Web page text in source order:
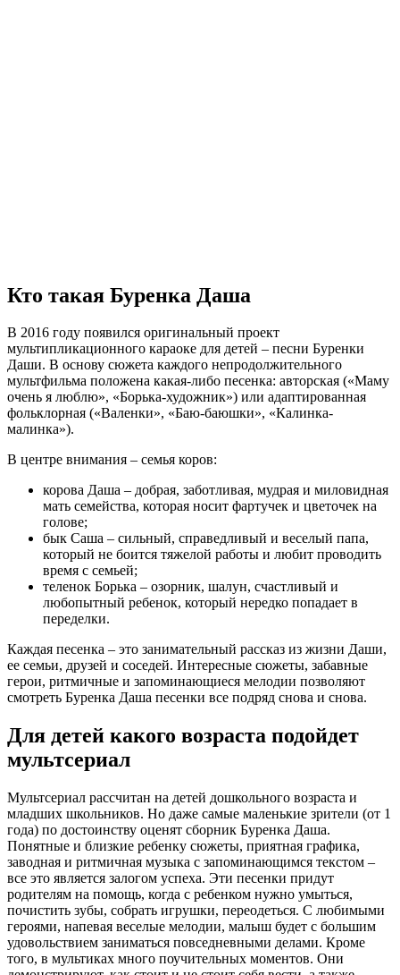
Кто такая Буренка Даша
В 2016 году появился оригинальный проект
мультипликационного караоке для детей – песни Буренки
Даши. В основу сюжета каждого непродолжительного
мультфильма положена какая-либо песенка: авторская («Маму
очень я люблю», «Борька-художник») или адаптированная
фольклорная («Валенки», «Баю-баюшки», «Калинка-
малинка»).
В центре внимания – семья коров:
корова Даша – добрая, заботливая, мудрая и миловидная
мать семейства, которая носит фартучек и цветочек на
голове;
бык Саша – сильный, справедливый и веселый папа,
который не боится тяжелой работы и любит проводить
время с семьей;
теленок Борька – озорник, шалун, счастливый и
любопытный ребенок, который нередко попадает в
переделки.
Каждая песенка – это занимательный рассказ из жизни Даши,
ее семьи, друзей и соседей. Интересные сюжеты, забавные
герои, ритмичные и запоминающиеся мелодии позволяют
смотреть Буренка Даша песенки все подряд снова и снова.
Для детей какого возраста подойдет
мультсериал
Мультсериал рассчитан на детей дошкольного возраста и
младших школьников. Но даже самые маленькие зрители (от 1
года) по достоинству оценят сборник Буренка Даша.
Понятные и близкие ребенку сюжеты, приятная графика,
заводная и ритмичная музыка с запоминающимся текстом –
все это является залогом успеха. Эти песенки придут
родителям на помощь, когда с ребенком нужно умыться,
почистить зубы, собрать игрушки, переодеться. С любимыми
героями, напевая веселые мелодии, малыш будет с большим
удовольствием заниматься повседневными делами. Кроме
того, в мультиках много поучительных моментов. Они